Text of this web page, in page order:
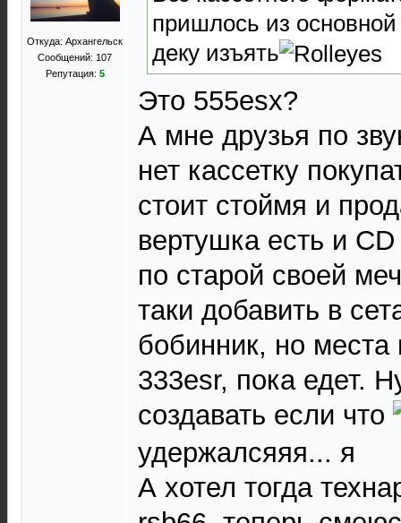
Откуда: Архангельск
Сообщений: 107
Репутация: 5
пришлось из
деку изъять
Это 555esx?
А мне друзья по
нет кассетку
стоит стоймя и
вертушка есть и
по старой своей
таки добавить в
бобинник, но
333esr, пока едет.
создавать если что
удержалсяяя... я
А хотел тогда